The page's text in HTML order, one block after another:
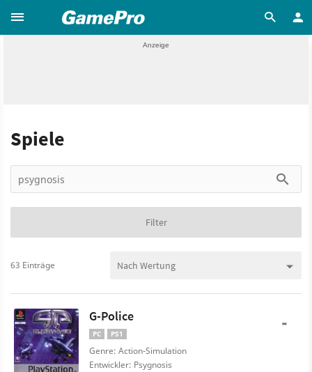
Spiele
Filter
63 Einträge
G-Police
PC PS1
Genre: Action-Simulation
Entwickler: Psygnosis
-